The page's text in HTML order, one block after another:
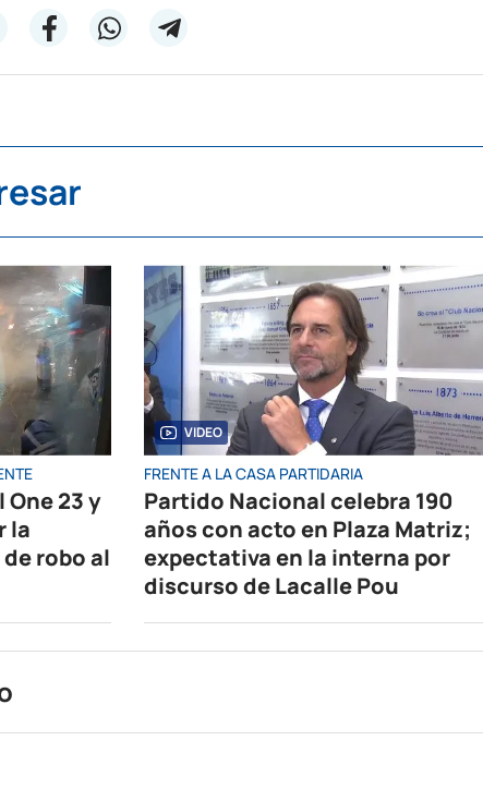
23 y
la
robo al
VIDEO
FRENTE A LA CASA PARTIDARIA
Partido Nacional celebra 190
años con acto en Plaza Matriz;
expectativa en la interna por
discurso de Lacalle Pou